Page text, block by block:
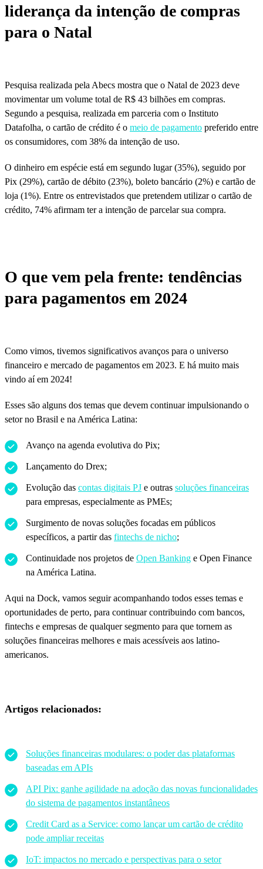
liderança da intenção de compras
para o Natal
Pesquisa realizada pela Abecs mostra que o Natal de 2023 deve
movimentar um volume total de R$ 43 bilhões em compras.
Segundo a pesquisa, realizada em parceria com o Instituto
Datafolha, o cartão de crédito é o meio de pagamento preferido entre
os consumidores, com 38% da intenção de uso.
O dinheiro em espécie está em segundo lugar (35%), seguido por
Pix (29%), cartão de débito (23%), boleto bancário (2%) e cartão de
loja (1%). Entre os entrevistados que pretendem utilizar o cartão de
crédito, 74% afirmam ter a intenção de parcelar sua compra.
O que vem pela frente: tendências
para pagamentos em 2024
Como vimos, tivemos significativos avanços para o universo
financeiro e mercado de pagamentos em 2023. E há muito mais
vindo aí em 2024!
Esses são alguns dos temas que devem continuar impulsionando o
setor no Brasil e na América Latina:
Avanço na agenda evolutiva do Pix;
Lançamento do Drex;
Evolução das contas digitais PJ e outras soluções financeiras
para empresas, especialmente as PMEs;
Surgimento de novas soluções focadas em públicos
específicos, a partir das fintechs de nicho;
Continuidade nos projetos de Open Banking e Open Finance
na América Latina.
Aqui na Dock, vamos seguir acompanhando todos esses temas e
oportunidades de perto, para continuar contribuindo com bancos,
fintechs e empresas de qualquer segmento para que tornem as
soluções financeiras melhores e mais acessíveis aos latino-
americanos.
Artigos relacionados:
Soluções financeiras modulares: o poder das plataformas
baseadas em APIs
API Pix: ganhe agilidade na adoção das novas funcionalidades
do sistema de pagamentos instantâneos
Credit Card as a Service: como lançar um cartão de crédito
pode ampliar receitas
IoT: impactos no mercado e perspectivas para o setor